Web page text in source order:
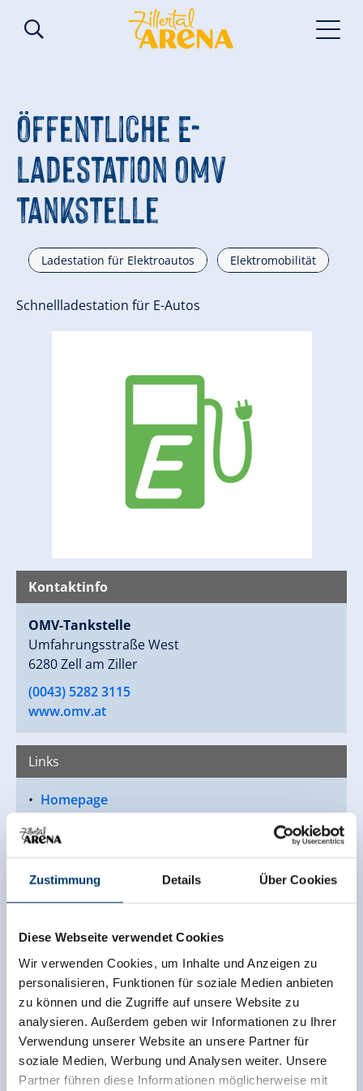
Zustimmung Details Über Cookies
Diese Webseite verwendet Cookies
Wir verwenden Cookies, um Inhalte und Anzeigen zu
personalisieren, Funktionen für soziale Medien anbieten
zu können und die Zugriffe auf unsere Website zu
analysieren. Außerdem geben wir Informationen zu Ihrer
Verwendung unserer Website an unsere Partner für
soziale Medien, Werbung und Analysen weiter. Unsere
Partner führen diese Informationen möglicherweise mit
Öffentliche E-
Ladestation OMV
Tankstelle
Ladestation für Elektroautos Elektromobilität
Schnellladestation für E-Autos
Kontaktinfo
OMV-Tankstelle
Umfahrungsstraße West
6280 Zell am Ziller
(0043) 5282 3115
www.omv.at
Links
Homepage
Zurück zur Übersicht
Jetzt für den newsletter
anmelden!
Anmelden